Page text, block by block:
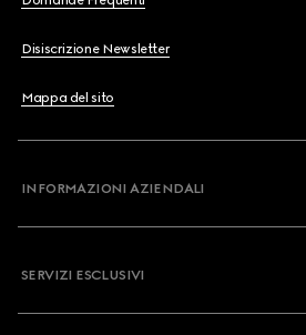
Disiscrizione Newsletter
Mappa del sito
INFORMAZIONI AZIENDALI
SERVIZI ESCLUSIVI